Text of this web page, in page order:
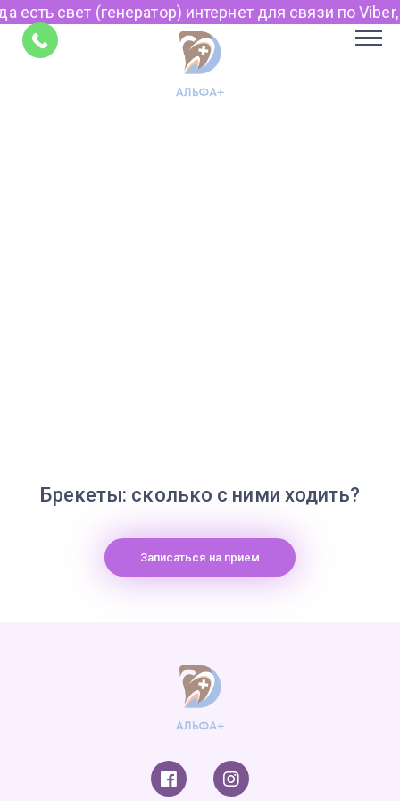
есть свет (генератор) интернет для связи по
Брекеты: сколько с ними ходить?
Записаться на прием